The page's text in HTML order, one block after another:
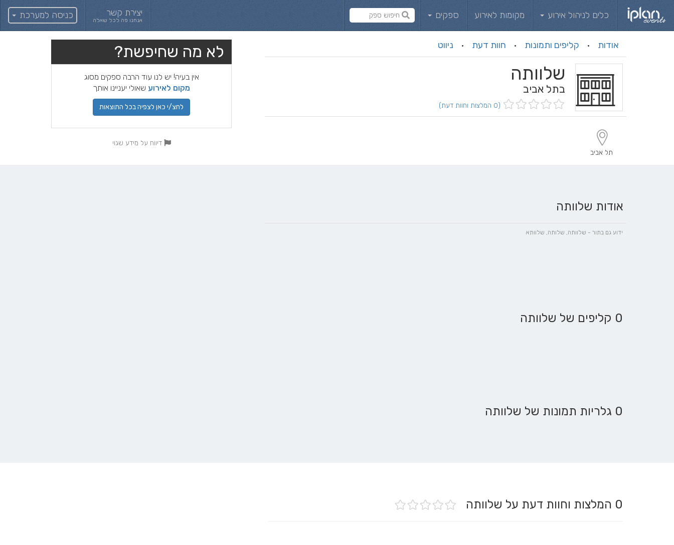
כלים לניהול אירוע מקומות לאירוע ספקים יצירת קשר
אנחנו פה לכל שאלה כניסה למערכת
אודות · קליפים ותמונות · חוות דעת · ניווט לא מה שחיפשת?
אין בעיה! יש לנו עוד הרבה ספקים מסוג
מקום לאירוע שאולי יעניינו אותך
לחצ/י כאן לצפיה בכל התוצאות
דיווח על מידע שגוי
שלוותה
בתל אביב
(0 המלצות וחוות דעת)
תל אביב
אודות שלוותה
ידוע גם בתור - שלוותה, שלותה, שלוותא
0 קליפים של שלוותה
0 גלריות תמונות של שלוותה
0 המלצות וחוות דעת על שלוותה